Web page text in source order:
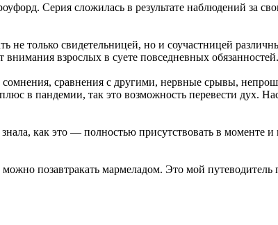
Серия сложилась в результате наблюдений за
только свидетельницей, но и соучастницей
взрослых в суете повседневных обязанностей.
сравнения с другими, нервные срывы,
в пандемии, так это возможность перевести дух.
как это — полностью присутствовать в моменте и
позавтракать мармеладом. Это мой путеводитель